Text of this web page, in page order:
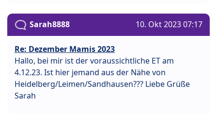
Sarah8888 10. Okt 2023 07:17
Re: Dezember Mamis 2023
Hallo, bei mir ist der voraussichtliche ET am
4.12.23. Ist hier jemand aus der Nähe von
Heidelberg/Leimen/Sandhausen??? Liebe Grüße
Sarah